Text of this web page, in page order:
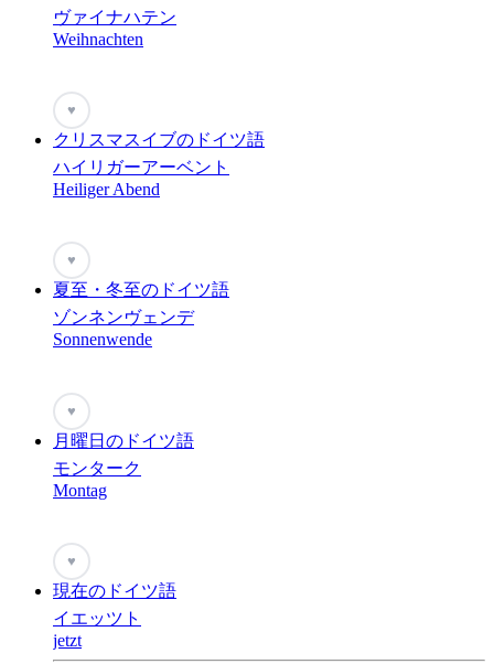
ヴァイナハテン
Weihnachten
♥
クリスマスイブのドイツ語
ハイリガーアーベント
Heiliger Abend
♥
夏至・冬至のドイツ語
ゾンネンヴェンデ
Sonnenwende
♥
月曜日のドイツ語
モンターク
Montag
♥
現在のドイツ語
イエッツト
jetzt